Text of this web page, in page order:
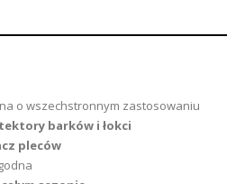
o wszechstronnym zastosowaniu
barków i łokci
pleców